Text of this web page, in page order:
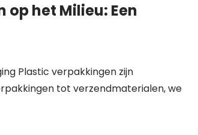
het Milieu: Een
Plastic verpakkingen zijn
tot verzendmaterialen, we